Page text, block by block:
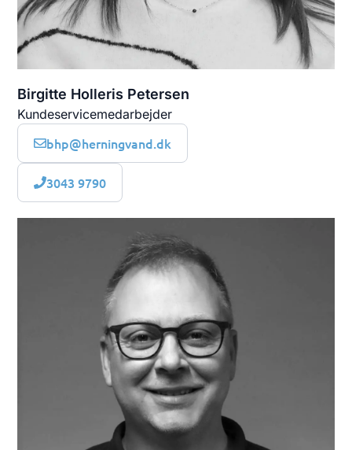
Birgitte Holleris Petersen
Kundeservicemedarbejder
bhp@herningvand.dk
3043 9790